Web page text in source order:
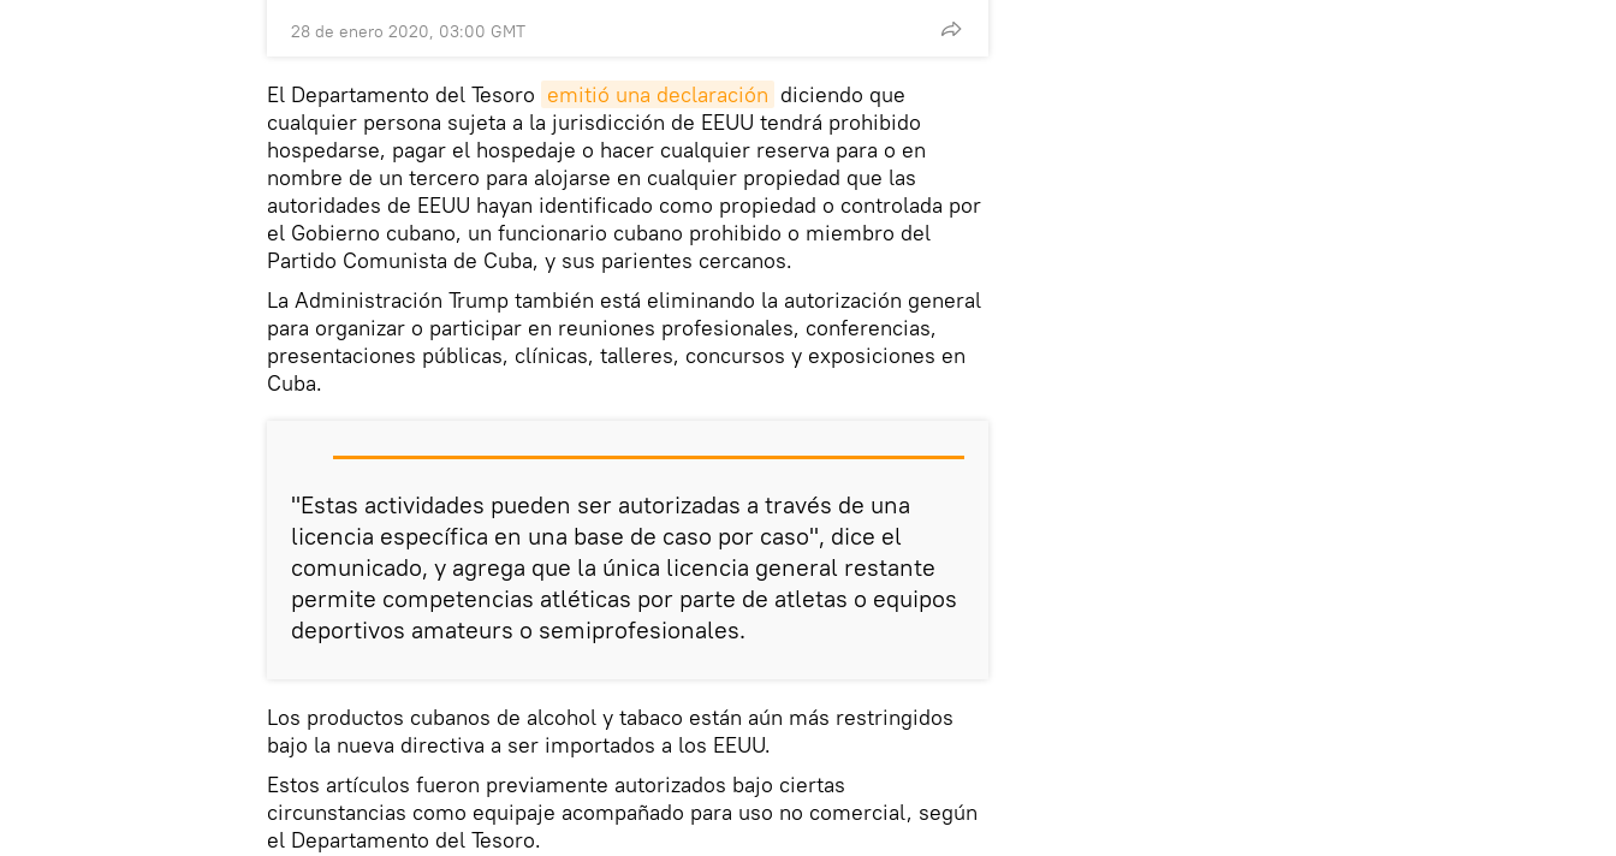
28 de enero 2020, 03:00 GMT
El Departamento del Tesoro emitió una declaración diciendo que
cualquier persona sujeta a la jurisdicción de EEUU tendrá prohibido
hospedarse, pagar el hospedaje o hacer cualquier reserva para o en
nombre de un tercero para alojarse en cualquier propiedad que las
autoridades de EEUU hayan identificado como propiedad o controlada por
el Gobierno cubano, un funcionario cubano prohibido o miembro del
Partido Comunista de Cuba, y sus parientes cercanos.
La Administración Trump también está eliminando la autorización general
para organizar o participar en reuniones profesionales, conferencias,
presentaciones públicas, clínicas, talleres, concursos y exposiciones en
Cuba.
"Estas actividades pueden ser autorizadas a través de una
licencia específica en una base de caso por caso", dice el
comunicado, y agrega que la única licencia general restante
permite competencias atléticas por parte de atletas o equipos
deportivos amateurs o semiprofesionales.
Los productos cubanos de alcohol y tabaco están aún más restringidos
bajo la nueva directiva a ser importados a los EEUU.
Estos artículos fueron previamente autorizados bajo ciertas
circunstancias como equipaje acompañado para uso no comercial, según
el Departamento del Tesoro.